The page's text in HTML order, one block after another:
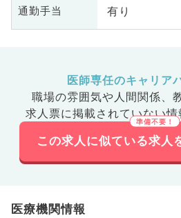
通勤手当 有り
医師専任のキャリア
職場の雰囲気や人間関係、
求人票に掲載されていない情
この求人に似ている求人
医療機関情報